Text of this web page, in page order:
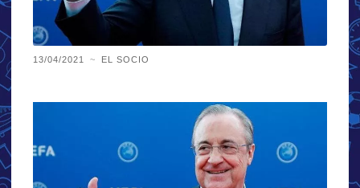
13/04/2021 ~ EL SOCIO